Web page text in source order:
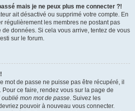
mais je ne peux plus me connecter ?!
ait désactivé ou supprimé votre compte. En
régulièrement les membres ne postant pas
données. Si cela vous arrive, tentez de vous
sur le forum.
mot de passe ne puisse pas être récupéré, il
ce faire, rendez vous sur la page de
oublié mon mot de passe. Suivez les
pouvoir à nouveau vous connecter.